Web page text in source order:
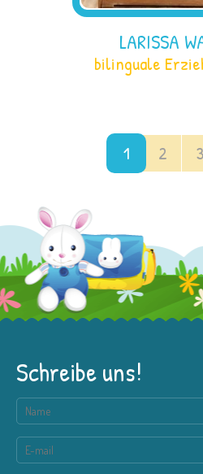
LARISSA
bilinguale
1 2 3
Schreibe uns!